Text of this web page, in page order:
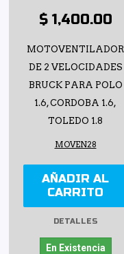
$ 1,400.00
MOTOVENTILADOR
DE 2 VELOCIDADES
BRUCK PARA POLO
1.6, CORDOBA 1.6,
TOLEDO 1.8
MOVEN28
AÑADIR AL
CARRITO
DETALLES
En Existencia